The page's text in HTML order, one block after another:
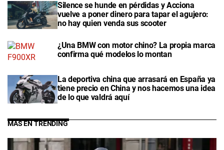
Silence se hunde en pérdidas y Acciona
vuelve a poner dinero para tapar el agujero:
no hay quien venda sus scooter
¿Una BMW con motor chino? La propia marca
confirma qué modelos lo montan
La deportiva china que arrasará en España ya
tiene precio en China y nos hacemos una idea
de lo que valdrá aquí
MÁS EN TRENDING